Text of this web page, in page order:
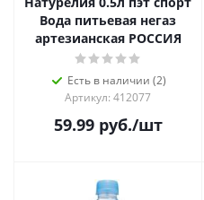
Вода питьевая негаз
артезианская РОССИЯ
Есть в наличии (2)
Артикул: 412077
59.99руб./шт